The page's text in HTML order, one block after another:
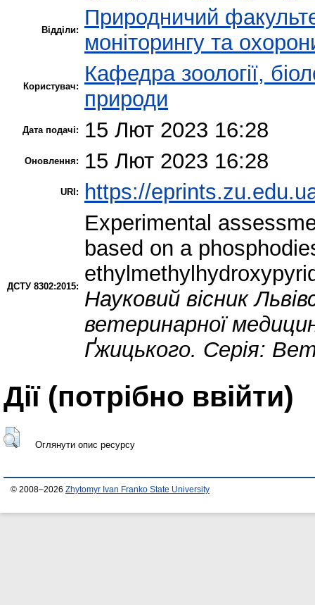
Відділи:
Природничий
моніторингу та
Користувач:
Кафедра зоології,
природи
Дата подачі: 15 Лют 2023 16:28
Оновлення: 15 Лют 2023 16:28
URI: https://
ДСТУ 8302:2015:
Experimental
based on a
Науковий вісник
ветеринарної
Ґжицького. Серія:
Дії ​​(потрібно ввійти)
Оглянути опис ресурсу
© 2008–2026 Zhytomyr Ivan Franko State University